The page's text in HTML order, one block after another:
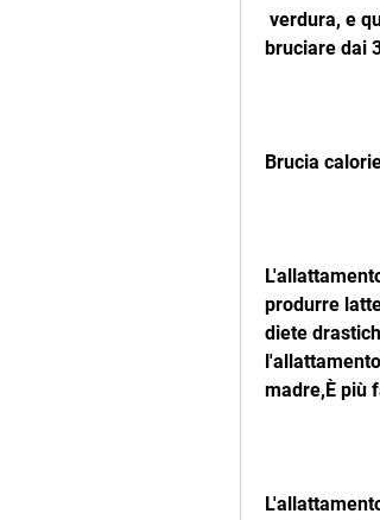
bruciare dai
Brucia
produrre
diete
madre,È più